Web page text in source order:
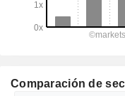
Comparación de